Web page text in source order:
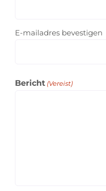
E-mailadres bevestigen
Bericht (Vereist)